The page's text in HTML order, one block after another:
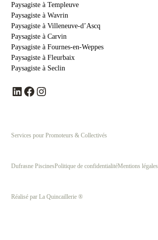
Paysagiste à Templeuve
Paysagiste à Wavrin
Paysagiste à Villeneuve-d’Ascq
Paysagiste à Carvin
Paysagiste à Fournes-en-Weppes
Paysagiste à Fleurbaix
Paysagiste à Seclin
LinkedIn Facebook Instagram
Services pour Promoteurs & Collectivés
Dufrasne PiscinesPolitique de confidentialitéMentions légales
Réalisé par La Quincaillerie ®